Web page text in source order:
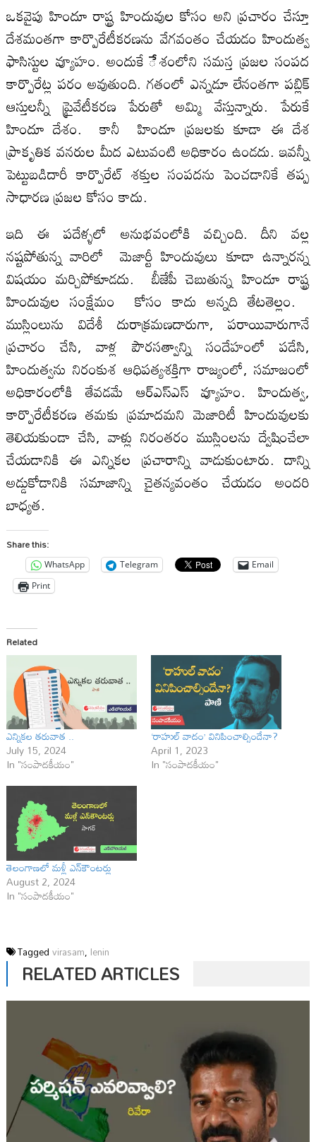
ఒకవైపు హిందూ రాష్ట్ర హిందువుల కోసం అని ప్రచారం చేస్తూ
దేశమంతగా కార్పొరేటీకరణను వేగవంతం చేయడం హిందుత్వ
ఫాసిస్టుల వ్యూహం. అందుకే ేశంలోని సమస్త ప్రజల సంపద
కార్పొరేట్ల పరం అవుతుంది. గతంలో ఎన్నడూ లేనంతగా పబ్లిక్‌
ఆస్తులన్నీ ప్రైవేటీకరణ పేరుతో అమ్మి వేస్తున్నారు. పేరుకే
హిందూ దేశం. కానీ హిందూ ప్రజలకు కూడా ఈ దేశ
ప్రాకృతిక వనరుల మీద ఎటువంటి అధికారం ఉండదు. ఇవన్నీ
పెట్టుబడిదారీ కార్పొరేట్‌ శక్తుల సంపదను పెంచడానికే తప్ప
సాధారణ ప్రజల కోసం కాదు.
ఇది ఈ పదేళ్ళలో అనుభవంలోకి వచ్చింది. దీని వల్ల
నష్టపోతున్న వారిలో మెజార్టీ హిందువులు కూడా ఉన్నారన్న
విషయం మర్చిపోకూడదు. బీజేపీ చెబుతున్న హిందూ రాష్ట్ర
హిందువుల సంక్షేమం కోసం కాదు అన్నది తేటతెల్లం.
ముస్లింలును విదేశీ దురాక్రమణదారుగా, పరాయివారుగానే
ప్రచారం చేసి, వాళ్ల పౌరసత్వాన్ని సందేహంలో పడేసి,
హిందుత్వను నిరంకుశ ఆధిపత్యశక్తిగా రాజ్యంలో, సమాజంలో
అధికారంలోకి తేవడమే ఆర్‌ఎస్‌ఎస్‌ వ్యూహం. హిందుత్వ,
కార్పొరేటీకరణ తమకు ప్రమాదమని మెజారిటీ హిందువులకు
తెలియకుండా చేసి, వాళ్లు నిరంతరం ముస్లింలను ద్వేషించేలా
చేయడానికి ఈ ఎన్నికల ప్రచారాన్ని వాడుకుంటారు. దాన్ని
అడ్డుకోడానికి సమాజాన్ని చైతన్యవంతం చేయడం అందరి
బాధ్యత.
Share this:
WhatsApp Telegram
Email
Print
Related
ఎన్నికల తరువాత ..
July 15, 2024
In "సంపాదకీయం"
‘రాహుల్‌ వాదం’ వినిపించాల్సిందేనా?
April 1, 2023
In "సంపాదకీయం"
తెలంగాణలో మళ్లీ ఎన్‌కౌంటర్లు
August 2, 2024
In "సంపాదకీయం"
Taggedvirasam, lenin
RELATED ARTICLES